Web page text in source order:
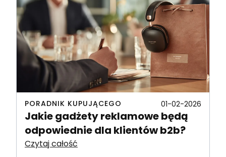
PORADNIK KUPUJĄCEGO 01-02-2026
Jakie gadżety reklamowe będą
odpowiednie dla klientów b2b?
Czytaj całość